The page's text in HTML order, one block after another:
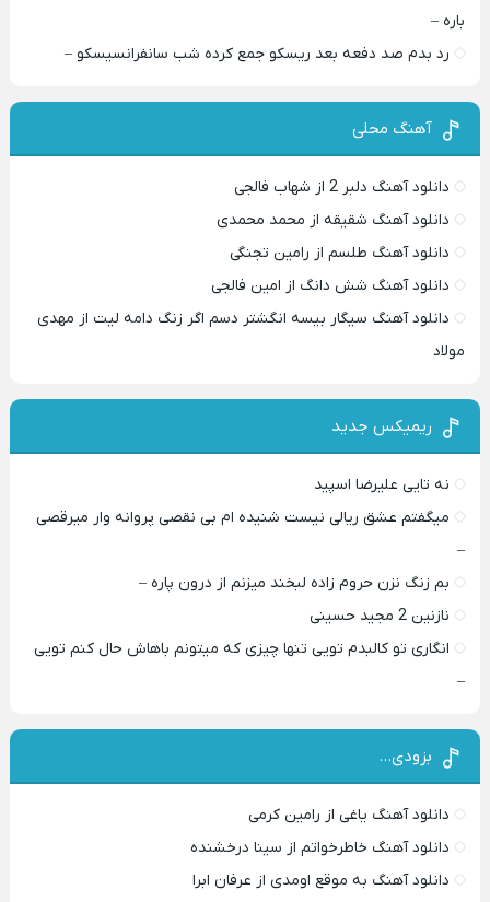
باره –
رد بدم صد دفعه بعد ریسکو جمع کرده شب سانفرانسیسکو –
آهنگ محلی
دانلود آهنگ دلبر 2 از شهاب فالجی
دانلود آهنگ شقیقه از محمد محمدی
دانلود آهنگ طلسم از رامین تجنگی
دانلود آهنگ شش دانگ از امین فالجی
دانلود آهنگ سیگار بیسه انگشتر دسم اگر زنگ دامه لیت از مهدی
مولاد
ریمیکس جدید
نه تایی علیرضا اسپید
میگفتم عشق ریالی نیست شنیده ام بی نقصی پروانه وار میرقصی
–
بم زنگ نزن حروم زاده لبخند میزنم از درون پاره –
نازنین 2 مجید حسینی
انگاری تو کالبدم تویی تنها چیزی که میتونم باهاش حال کنم تویی
–
بزودی…
دانلود آهنگ یاغی از رامین کرمی
دانلود آهنگ خاطرخواتم از سینا درخشنده
دانلود آهنگ به موقع اومدی از عرفان ابرا